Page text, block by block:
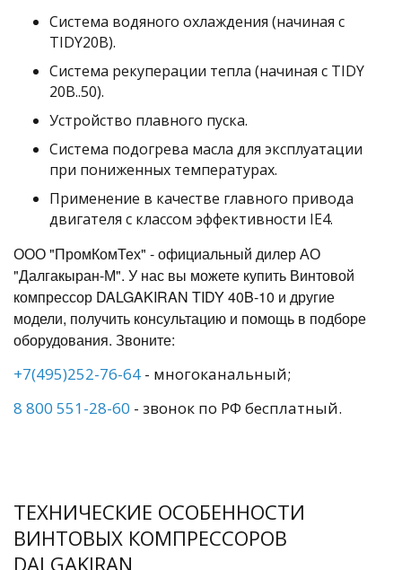
Система водяного охлаждения (начиная с
TIDY20В).
Система рекуперации тепла (начиная с TIDY
20B..50).
Устройство плавного пуска.
Система подогрева масла для эксплуатации
при пониженных температурах.
Применение в качестве главного привода
двигателя с классом эффективности IE4.
ООО "ПромКомТех" - официальный дилер АО
"Далгакыран-М". У нас вы можете купить Винтовой
компрессор DALGAKIRAN TIDY 40B-10 и другие
модели, получить консультацию и помощь в подборе
оборудования. Звоните:
+7(495)252-76-64 - многоканальный;
8 800 551-28-60 - звонок по РФ бесплатный.
ТЕХНИЧЕСКИЕ ОСОБЕННОСТИ
ВИНТОВЫХ КОМПРЕССОРОВ
DALGAKIRAN